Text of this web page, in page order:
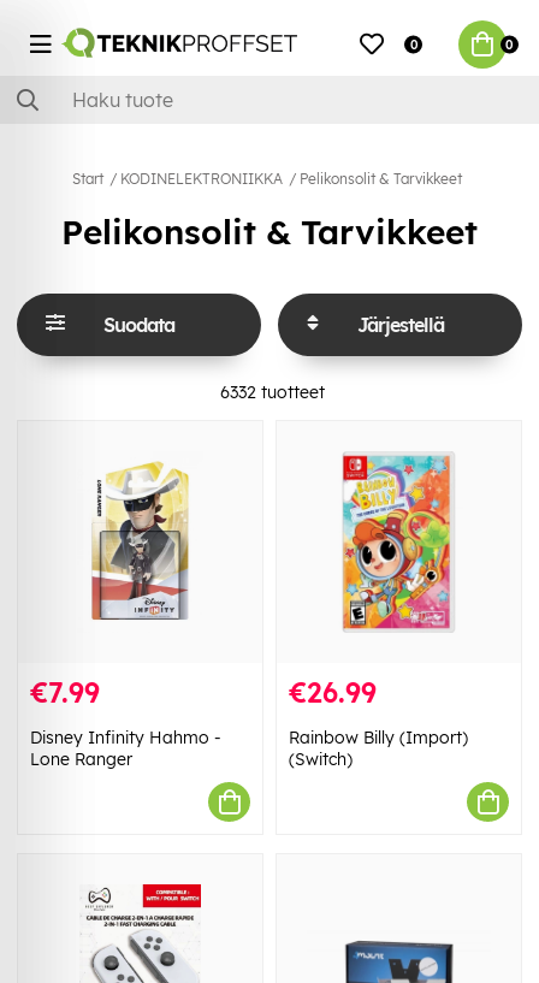
0 0
Start KODINELEKTRONIIKKA Pelikonsolit & Tarvikkeet
Pelikonsolit & Tarvikkeet
Suodata Järjestellä
6332tuotteet
€7.99
Disney Infinity Hahmo -
Lone Ranger
€26.99
Rainbow Billy (Import)
(Switch)